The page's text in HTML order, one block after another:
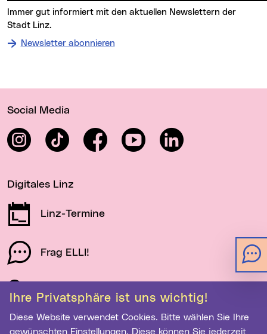
Ihre Privatsphäre ist uns wichtig!
Diese Website verwendet Cookies. Bitte wählen Sie Ihre
gewünschten Einstellungen. Diese können Sie jederzeit
Stadt Linz.
Newsletter abonnieren
Social Media
InstagramTikTok FacebookYouTube LinkedIn
Digitales Linz
Linz-Termine
Frag ELLI!
Schau auf Linz